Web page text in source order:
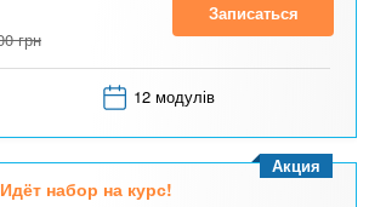
грн
Записаться
12 модулів
Идёт набор на курс!
Акция